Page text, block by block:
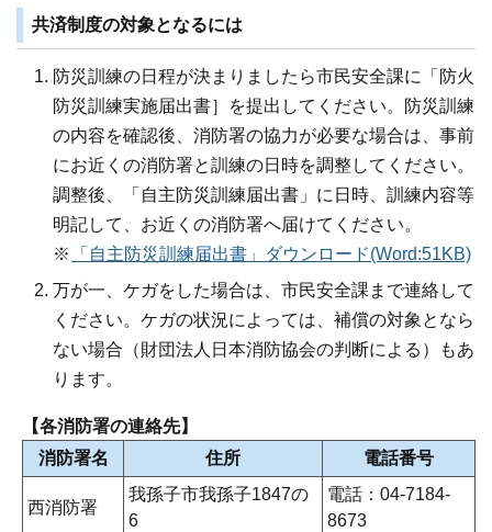
共済制度の対象となるには
防災訓練の日程が決まりましたら市民安全課に「防火
防災訓練実施届出書］を提出してください。防災訓練
の内容を確認後、消防署の協力が必要な場合は、事前
にお近くの消防署と訓練の日時を調整してください。
調整後、「自主防災訓練届出書」に日時、訓練内容等
明記して、お近くの消防署へ届けてください。
※
「自主防災訓練届出書」ダウンロード(Word:51KB)
万が一、ケガをした場合は、市民安全課まで連絡して
ください。ケガの状況によっては、補償の対象となら
ない場合（財団法人日本消防協会の判断による）もあ
ります。
【各消防署の連絡先】
消防署名
住所 電話番号
西消防署
我孫子市我孫子1847の
6
電話：04-7184-
8673